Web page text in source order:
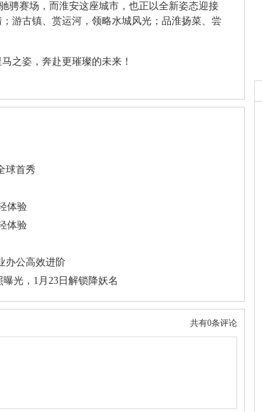
骋赛场，而淮安这座城市，也正以全新姿态迎接
游古镇、赏运河，领略水城风光；品淮扬菜、尝
之姿，奔赴更璀璨的未来！
球首秀
体验
体验
办公高效进阶
光，1月23日解锁降妖名
共有0条评论